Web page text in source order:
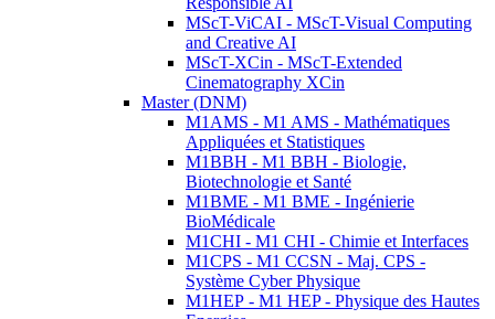
MScT-ViCAI - MScT-Visual Computing
and Creative AI
MScT-XCin - MScT-Extended
Cinematography XCin
Master (DNM)
M1AMS - M1 AMS - Mathématiques
Appliquées et Statistiques
M1BBH - M1 BBH - Biologie,
Biotechnologie et Santé
M1BME - M1 BME - Ingénierie
BioMédicale
M1CHI - M1 CHI - Chimie et Interfaces
M1CPS - M1 CCSN - Maj. CPS -
Système Cyber Physique
M1HEP - M1 HEP - Physique des Hautes